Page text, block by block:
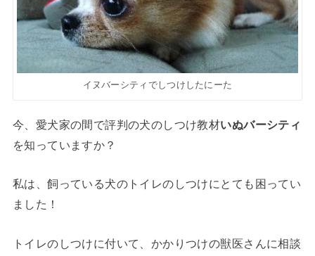
イヌバーシティでしつけしたにーた
今、愛犬家の間で評判の犬のしつけ教材いぬバーシティ
を知っていますか？
私は、飼っている犬のトイレのしつけにとても困ってい
ました！
トイレのしつけに付いて、かかりつけの獣医さんに相談